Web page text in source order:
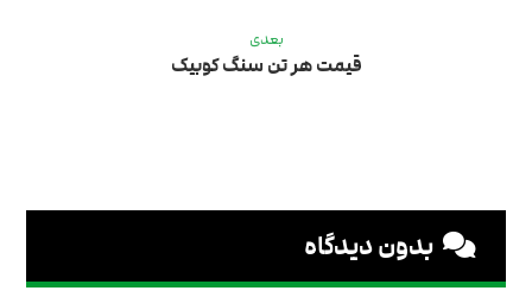
بعدی
قیمت هر تن سنگ کوبیک
بدون دیدگاه